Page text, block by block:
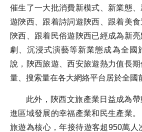
催生了一大批消費新模式、新業態
遊陝西、跟着詩詞遊陝西、跟着美
陝西、跟着民俗遊陝西已經成為新
劇、沉浸式演藝等新業態成為全國
說，陝西旅遊、西安旅遊熱力值長
量、搜索量在各大網絡平台居於全國
此外，陝西文旅產業日益成為
進區域發展的幸福產業和民生產業
旅遊為核心，年接待遊客超950萬人